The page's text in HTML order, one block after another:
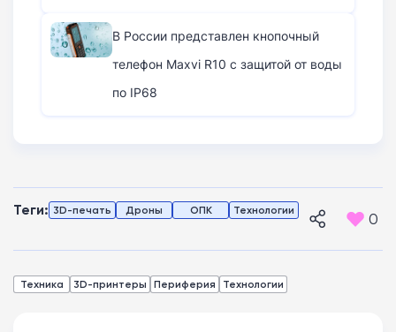
В России представлен кнопочный
телефон Maxvi R10 с защитой от воды
по IP68
Теги: 3D-печать Дроны ОПК Технологии 0
Техника 3D-принтеры Периферия Технологии